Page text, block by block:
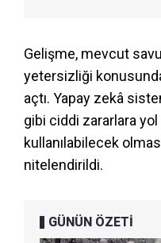
Gelişme, mevcut
yetersizliği
açtı. Yapay zekâ
gibi ciddi zararlara
kullanılabilecek
nitelendirildi.
GÜNÜN ÖZETİ